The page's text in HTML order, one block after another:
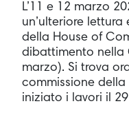
L’11 e 12 marzo
un’ulteriore
della House of
dibattimento nella
marzo). Si trova
commissione della
iniziato i lavori il